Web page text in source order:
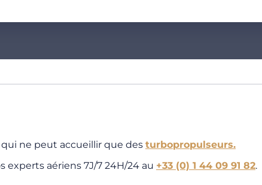
qui ne peut accueillir que des turbopropulseurs.
aériens 7J/7 24H/24 au +33 (0) 1 44 09 91 82.